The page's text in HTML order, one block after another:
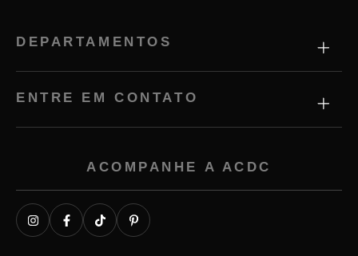
DEPARTAMENTOS
ENTRE EM CONTATO
ACOMPANHE A ACDC